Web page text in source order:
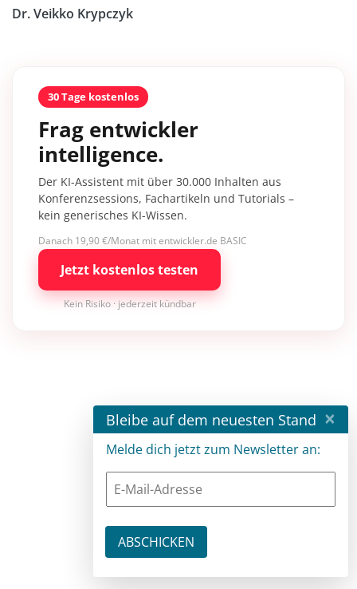
Dr. Veikko Krypczyk
30 Tage kostenlos
Frag entwickler
intelligence.
Der KI-Assistent mit über 30.000 Inhalten aus
Konferenzsessions, Fachartikeln und Tutorials –
kein generisches KI-Wissen.
Danach 19,90 €/Monat mit entwickler.de BASIC
Jetzt kostenlos testen
Kein Risiko · jederzeit kündbar
Bleibe auf dem neuesten Stand ×
Melde dich jetzt zum Newsletter an: